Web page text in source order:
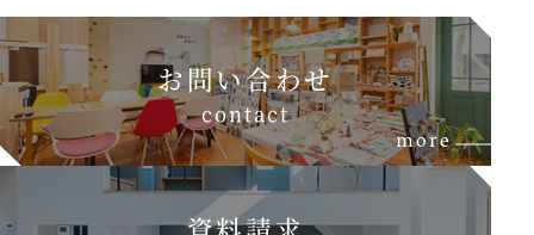
お問い合わせ
contact
more